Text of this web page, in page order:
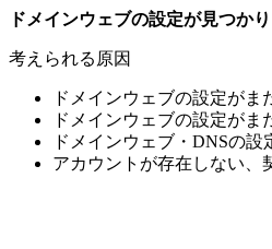
ドメインウェブの設定が見つか
考えられる原因
ドメインウェブの設定がま
ドメインウェブの設定が
ドメインウェブ・DNSの設
アカウントが存在しない、